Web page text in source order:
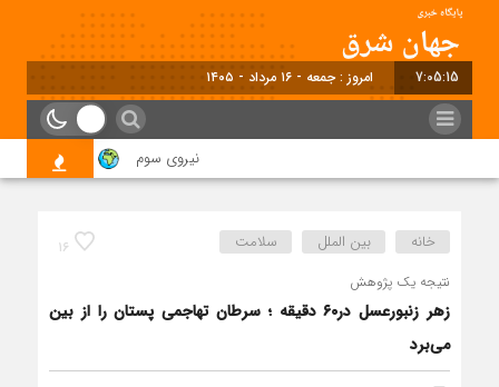
7:05:15 امروز : جمعه - ۱۶ مرداد - ۱۴۰۵
نیروی سوم مقصد کجا بود !؟
۱۶ خانه بین الملل سلامت
نتیجه یک پژوهش
زهر زنبورعسل در۶۰ دقیقه ؛ سرطان تهاجمی پستان را از بین
می‌برد